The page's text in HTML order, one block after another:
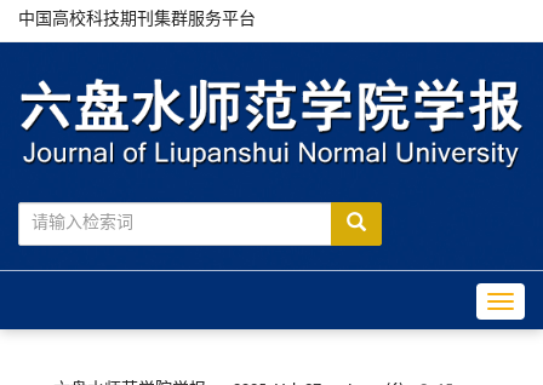
中国高校科技期刊集群服务平台